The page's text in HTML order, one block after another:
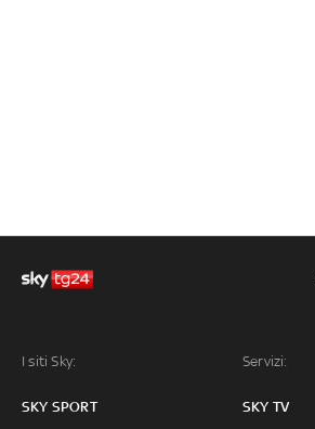
I siti Sky:
SKY SPORT
Servizi:
SKY TV